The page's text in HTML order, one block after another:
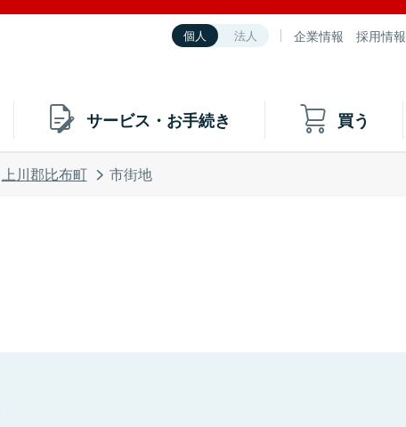
個人 法人 企業情報 採用情報
サービス・お手続き 買う
上川郡比布町 市街地